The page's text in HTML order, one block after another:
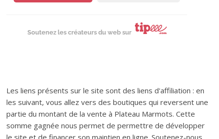
Soutenez les créateurs du web sur
Les liens présents sur le site sont des liens d'affiliation : en
les suivant, vous allez vers des boutiques qui reversent une
partie du montant de la vente à Plateau Marmots. Cette
somme gagnée nous permet de permettre de développer